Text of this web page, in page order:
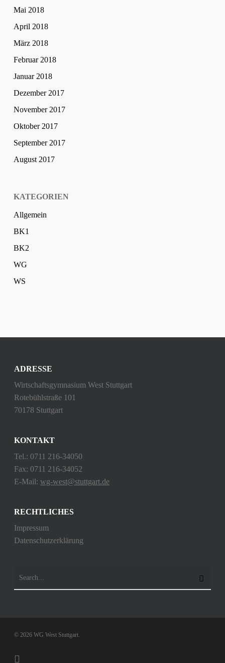
Mai 2018
April 2018
März 2018
Februar 2018
Januar 2018
Dezember 2017
November 2017
Oktober 2017
September 2017
August 2017
KATEGORIEN
Allgemein
BK1
BK2
WG
WS
ADRESSE
Wirtschaftsgymnasium West Stuttgart
Rotebühlstraße 101
70178 Stuttgart
KONTAKT
Tel.: 0711 216-34050
Fax: 0711 216-34052
E-Mail: wg-west@stuttgart.de
RECHTLICHES
Impressum
Datenschutzerklärung
© 2026 WG West Stuttgart.
instagram